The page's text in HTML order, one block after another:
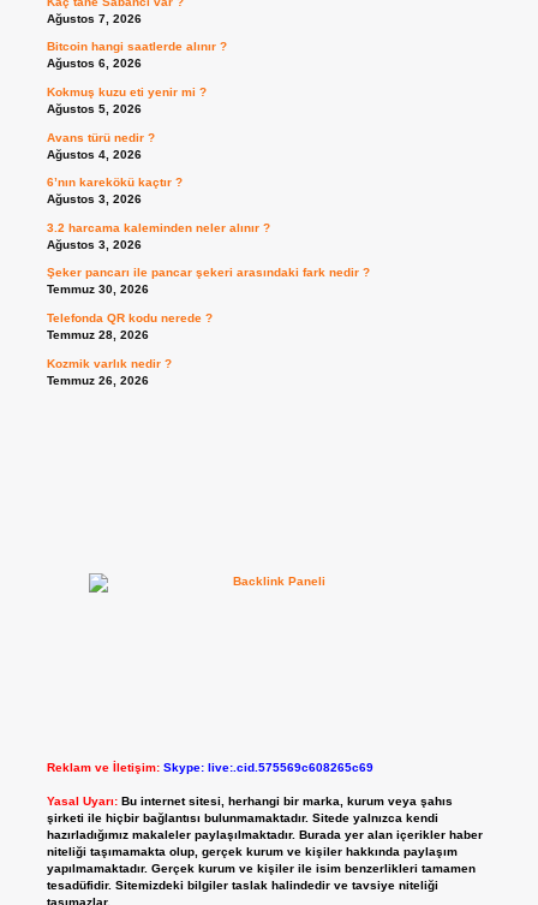
Ağustos 7, 2026
Bitcoin hangi saatlerde alınır ?
Ağustos 6, 2026
Kokmuş kuzu eti yenir mi ?
Ağustos 5, 2026
Avans türü nedir ?
Ağustos 4, 2026
6’nın karekökü kaçtır ?
Ağustos 3, 2026
3.2 harcama kaleminden neler alınır ?
Ağustos 3, 2026
Şeker pancarı ile pancar şekeri arasındaki fark nedir ?
Temmuz 30, 2026
Telefonda QR kodu nerede ?
Temmuz 28, 2026
Kozmik varlık nedir ?
Temmuz 26, 2026
Reklam ve İletişim: Skype: live:.cid.575569c608265c69
Yasal Uyarı: Bu internet sitesi, herhangi bir marka, kurum veya şahıs
şirketi ile hiçbir bağlantısı bulunmamaktadır. Sitede yalnızca kendi
hazırladığımız makaleler paylaşılmaktadır. Burada yer alan içerikler haber
niteliği taşımamakta olup, gerçek kurum ve kişiler hakkında paylaşım
yapılmamaktadır. Gerçek kurum ve kişiler ile isim benzerlikleri tamamen
tesadüfidir. Sitemizdeki bilgiler taslak halindedir ve tavsiye niteliği